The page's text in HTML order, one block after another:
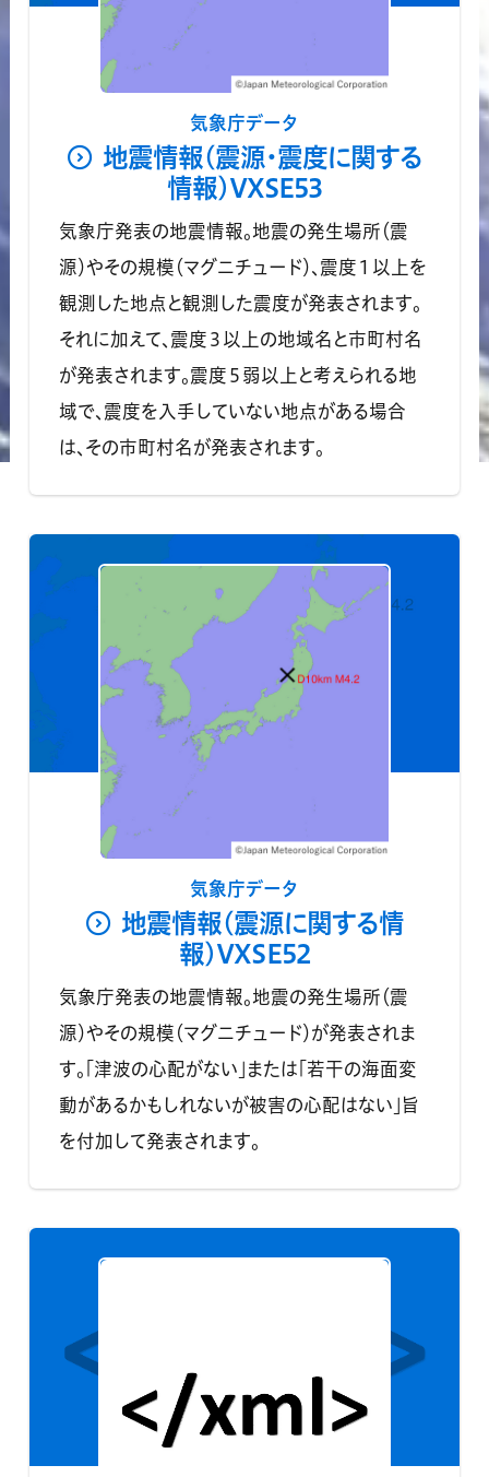
気象庁データ
地震情報(震源・震度に関する
情報)VXSE53
気象庁発表の地震情報。地震の発生場所（震
源）やその規模（マグニチュード）、震度１以上を
観測した地点と観測した震度が発表されます。
それに加えて、震度３以上の地域名と市町村名
が発表されます。震度５弱以上と考えられる地
域で、震度を入手していない地点がある場合
は、その市町村名が発表されます。
気象庁データ
地震情報(震源に関する情
報)VXSE52
気象庁発表の地震情報。地震の発生場所（震
源）やその規模（マグニチュード）が発表されま
す。「津波の心配がない」または「若干の海面変
動があるかもしれないが被害の心配はない」旨
を付加して発表されます。